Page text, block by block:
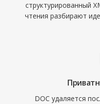
структурированный
чтения разбирают
DOC удаляется